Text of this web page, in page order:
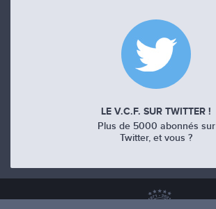
LE V.C.F. SUR TWITTER !
Plus de 5000 abonnés sur
Twitter, et vous ?